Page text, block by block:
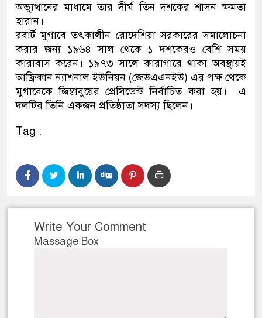
‘আজহার খান’
অবৈধ বিদেশি পিস্তল,
জড়িত কিশোর গ্যাংয়ের চার শিশু আটক
ডাকাতির প্রস্তুতিকালে
অভ্যুত্থানের মাধ্যমে তার দীর্ঘ তিন দশকের শাসন ক্ষমতা
হারান।
রবার্ট মুগাবে তৎকালীন রোদেশিয়া সরকারের সমালোচনা
করার জন্য ১৯৬৪ সাল থেকে ১ দশকেরও বেশি সময়
কারাবাস করেন। ১৯৭৩ সালে কারাগারে থাকা অবস্থায়ই
আফ্রিকান ন্যাশনাল ইউনিয়ন (জেডএএনইউ) এর পক্ষ থেকে
মুগাবেকে জিম্বাবুয়ের প্রেসিডেন্ট নির্বাচিত করা হয়। এ
দলটির তিনি একজন প্রতিষ্ঠাতা সদস্য ছিলেন।
Tag :
Write Your Comment
Massage Box